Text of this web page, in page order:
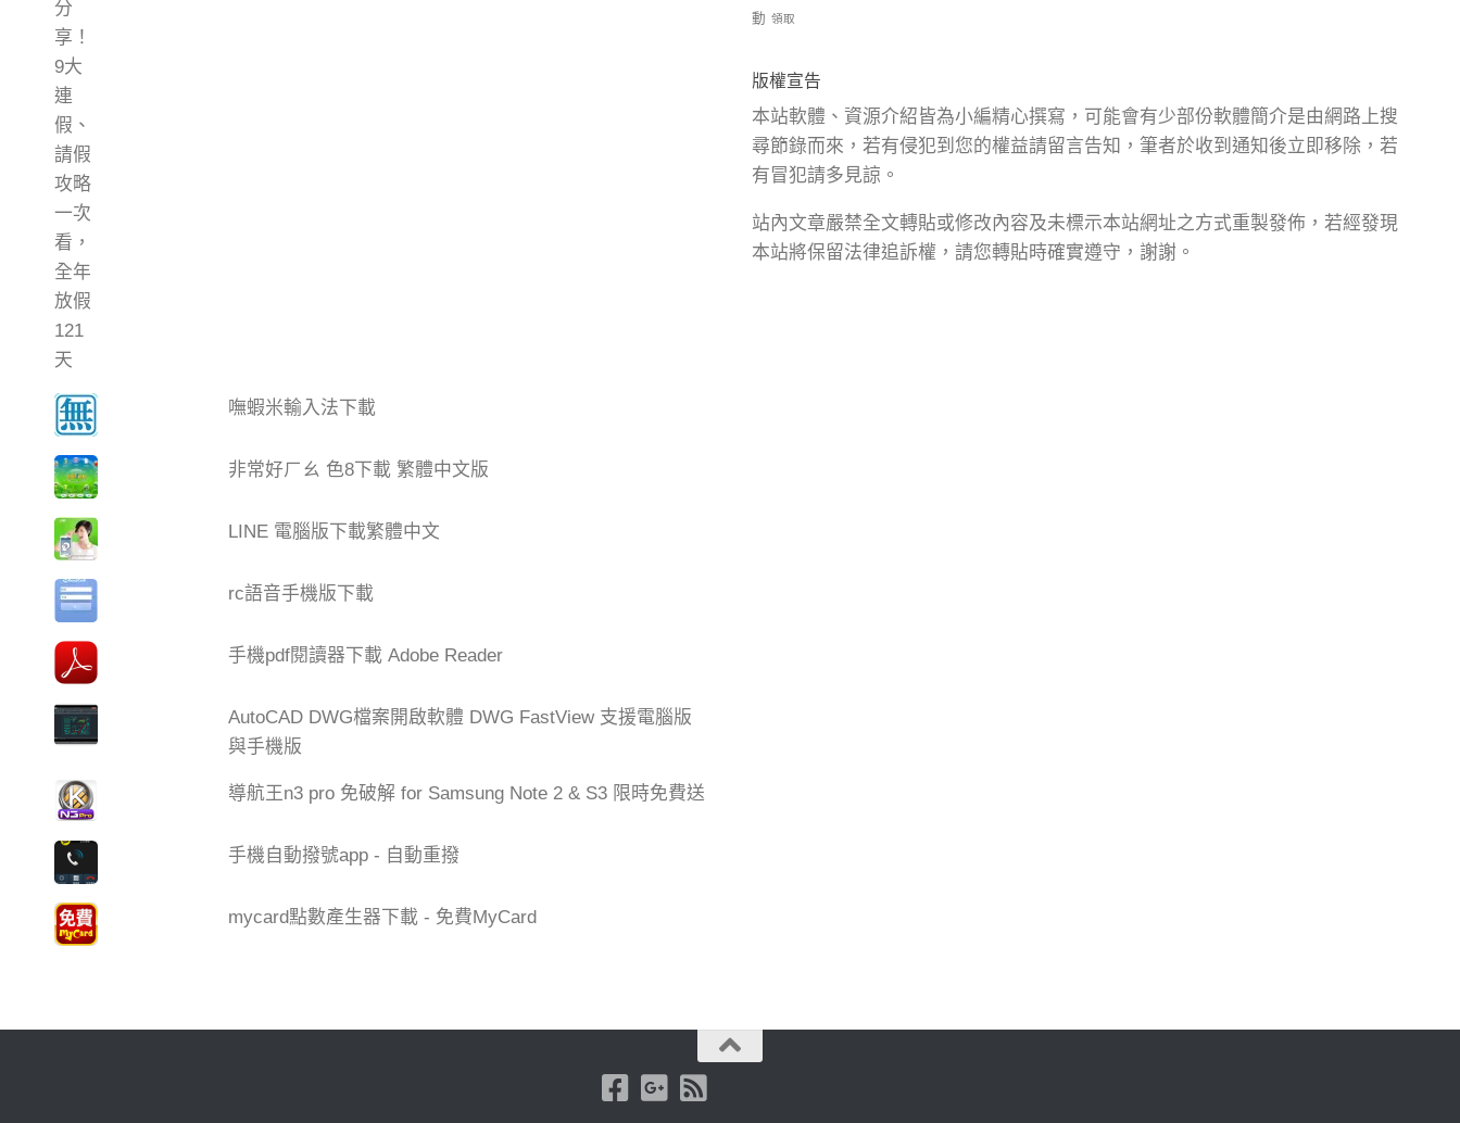
嘸蝦米輸入法下載
非常好ㄏㄠ 色8下載 繁體中文版
LINE 電腦版下載繁體中文
rc語音手機版下載
手機pdf閱讀器下載 Adobe Reader
AutoCAD DWG檔案開啟軟體 DWG FastView 支援電腦版
與手機版
導航王n3 pro 免破解 for Samsung Note 2 & S3 限時免費送
手機自動撥號app - 自動重撥
mycard點數產生器下載 - 免費MyCard
動 領取
版權宣告
本站軟體、資源介紹皆為小編精心撰寫，可能會有少部份軟體簡介是由網路上搜
尋節錄而來，若有侵犯到您的權益請留言告知，筆者於收到通知後立即移除，若
有冒犯請多見諒。
站內文章嚴禁全文轉貼或修改內容及未標示本站網址之方式重製發佈，若經發現
本站將保留法律追訴權，請您轉貼時確實遵守，謝謝。